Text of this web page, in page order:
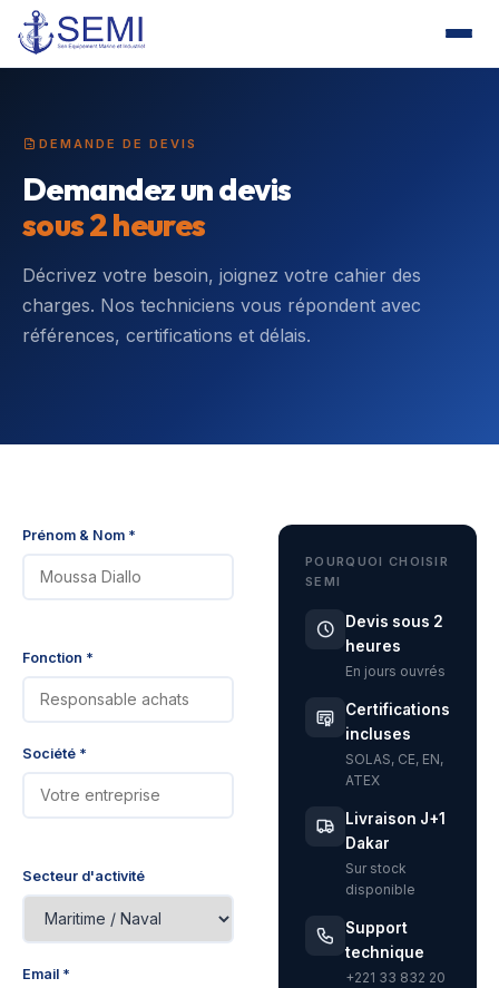
DEMANDE DE DEVIS
Demandez un devis
sous 2 heures
Décrivez votre besoin, joignez votre cahier des
charges. Nos techniciens vous répondent avec
références, certifications et délais.
Prénom & Nom *
Fonction *
Société *
Secteur d'activité
Email *
POURQUOI CHOISIR
SEMI
Devis sous 2
heures
En jours ouvrés
Certifications
incluses
SOLAS, CE, EN,
ATEX
Livraison J+1
Dakar
Sur stock
disponible
Support
technique
+221 33 832 20